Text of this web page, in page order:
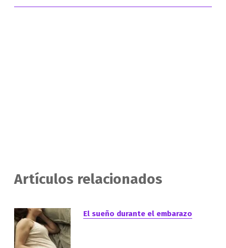
Artículos relacionados
El sueño durante el embarazo